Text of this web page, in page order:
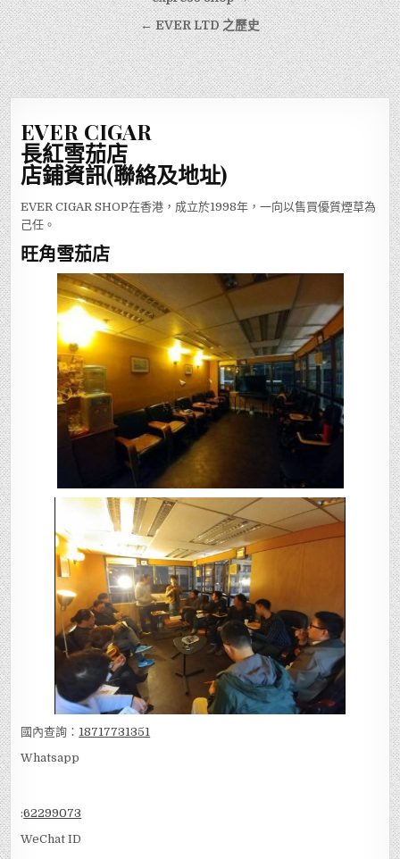
導
覽
← EVER LTD 之歷史
EVER CIGAR
長紅雪茄店
店鋪資訊(聯絡及地址)
EVER CIGAR SHOP在香港，成立於1998年，一向以售買優質煙草為
己任。
旺角雪茄店
國內查詢： 18717731351
Whatsapp